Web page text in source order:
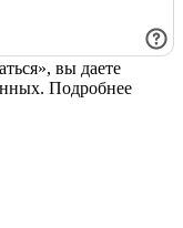
вы даете
Подробнее